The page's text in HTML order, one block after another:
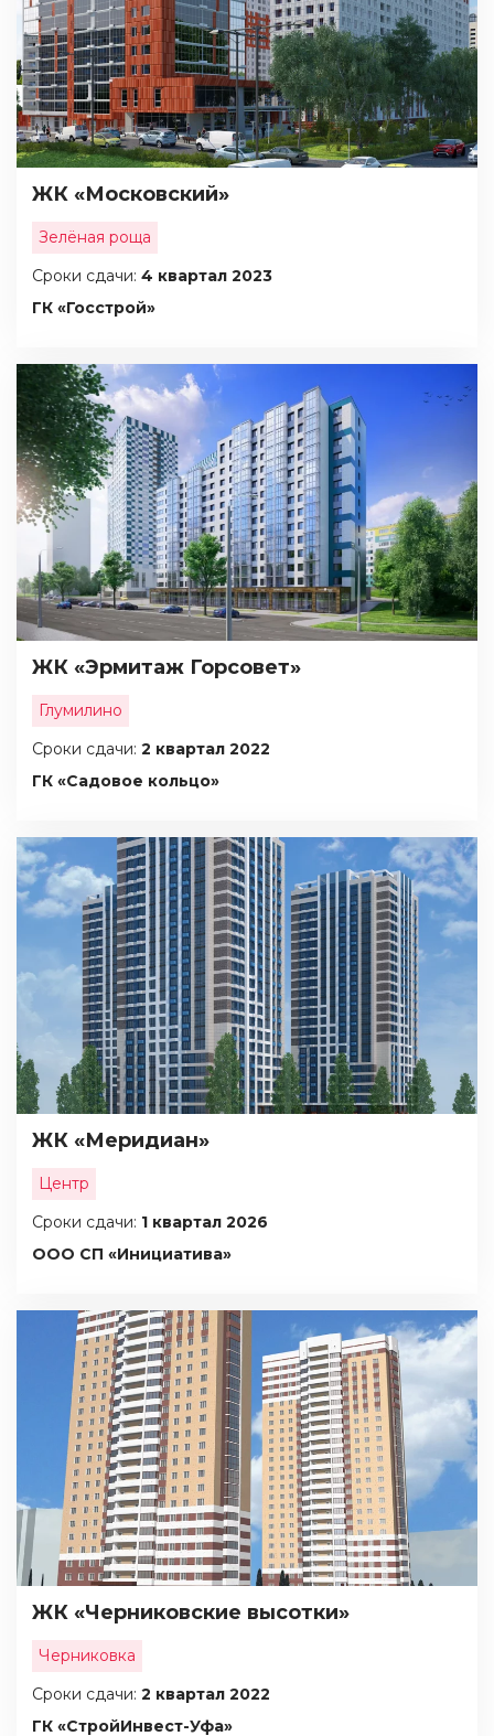
ЖК «Московский»
Зелёная роща
Сроки сдачи: 4 квартал 2023
ГК «Госстрой»
ЖК «Эрмитаж Горсовет»
Глумилино
Сроки сдачи: 2 квартал 2022
ГК «Садовое кольцо»
ЖК «Меридиан»
Центр
Сроки сдачи: 1 квартал 2026
ООО СП «Инициатива»
ЖК «Черниковские высотки»
Черниковка
Сроки сдачи: 2 квартал 2022
ГК «СтройИнвест-Уфа»